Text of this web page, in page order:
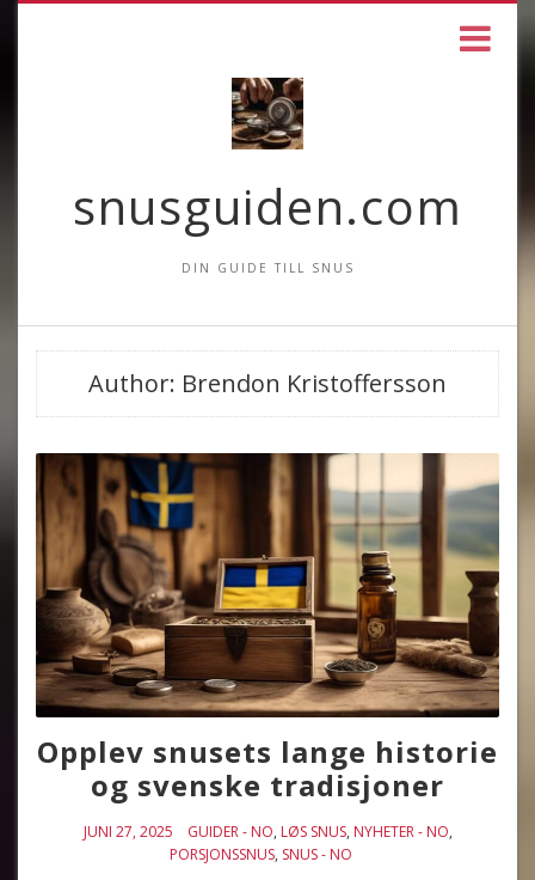
snusguiden.com
DIN GUIDE TILL SNUS
Author: Brendon Kristoffersson
Opplev snusets lange historie
og svenske tradisjoner
JUNI 27, 2025 GUIDER - NO, LØS SNUS, NYHETER - NO,
PORSJONSSNUS, SNUS - NO